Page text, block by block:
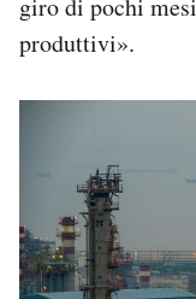
produttivi».